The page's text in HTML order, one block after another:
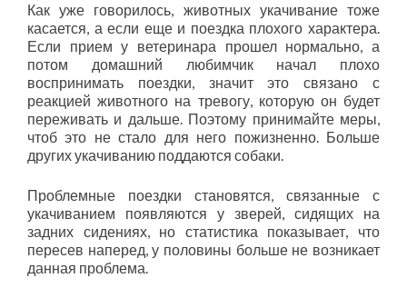
Как уже говорилось, животных укачивание тоже
касается, а если еще и поездка плохого характера.
Если прием у ветеринара прошел нормально, а
потом домашний любимчик начал плохо
воспринимать поездки, значит это связано с
реакцией животного на тревогу, которую он будет
переживать и дальше. Поэтому принимайте меры,
чтоб это не стало для него пожизненно. Больше
других укачиванию поддаются собаки.
Проблемные поездки становятся, связанные с
укачиванием появляются у зверей, сидящих на
задних сидениях, но статистика показывает, что
пересев наперед, у половины больше не возникает
данная проблема.